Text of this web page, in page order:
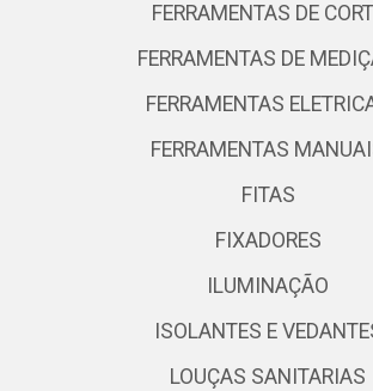
FERRAMENTAS DE
FERRAMENTAS DE
FERRAMENTAS
FERRAMENTAS
FITAS
FIXADORES
ILUMINAÇÃO
ISOLANTES E
LOUÇAS SANITARIAS